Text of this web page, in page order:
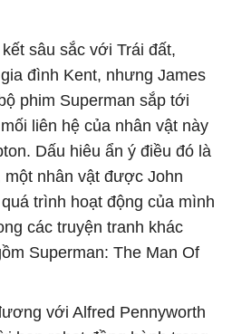
sâu sắc với Trái đất,
đình Kent, nhưng James
phim Superman sắp tới
liên hệ của nhân vật này
Dấu hiêu ẩn ý điều đó là
một nhân vật được John
trình hoạt động của mình
các truyện tranh khác
Superman: The Man Of
với Alfred Pennyworth